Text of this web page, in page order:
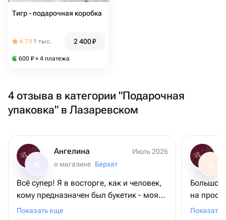
Тигр - подарочная коробка
4.79 1 тыс. 2 400₽
600 ₽ × 4 платежа
4 отзыва в категории "Подарочная
упаковка" в Лазаревском
Ангелина
Июль 2026
о магазине Бархат
Всё супер! Я в восторге, как и человек,
кому предназначен был букетик - моя
мамочка. Во-первых, цветы
Показать еще
О
Большое
на
Показать